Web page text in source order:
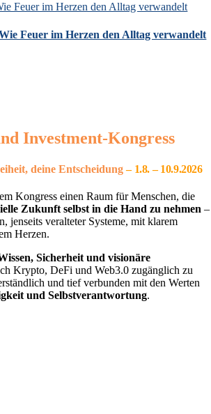
Feuer im Herzen den Alltag verwandelt
Feuer im Herzen den Alltag verwandelt
Investment-Kongress
deine Entscheidung – 1.8. – 10.9.2026
Kongress einen Raum für Menschen, die
Zukunft selbst in die Hand zu nehmen –
jenseits veralteter Systeme, mit klarem
Herzen.
Sicherheit und visionäre
Krypto, DeFi und Web3.0 zugänglich zu
und tief verbunden mit den Werten
und Selbstverantwortung.